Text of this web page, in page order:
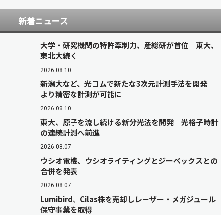
新着ニュース
大学・研究機関の特許牽制力、産総研が首位 東大、
東北大続く
2026.08.10
新潟大など、光コムで新たな3次元計測手法を開発
より精密な計測が可能に
2026.08.10
東大、原子を流し続ける新分光法を開発 光格子時計
の連続計測へ前進
2026.08.07
ウシオ電機、ウシオライティングとジーベックスとの
合併を発表
2026.08.07
Lumibird、Cilas株を売却しレーザー・メガジュール
保守事業を取得